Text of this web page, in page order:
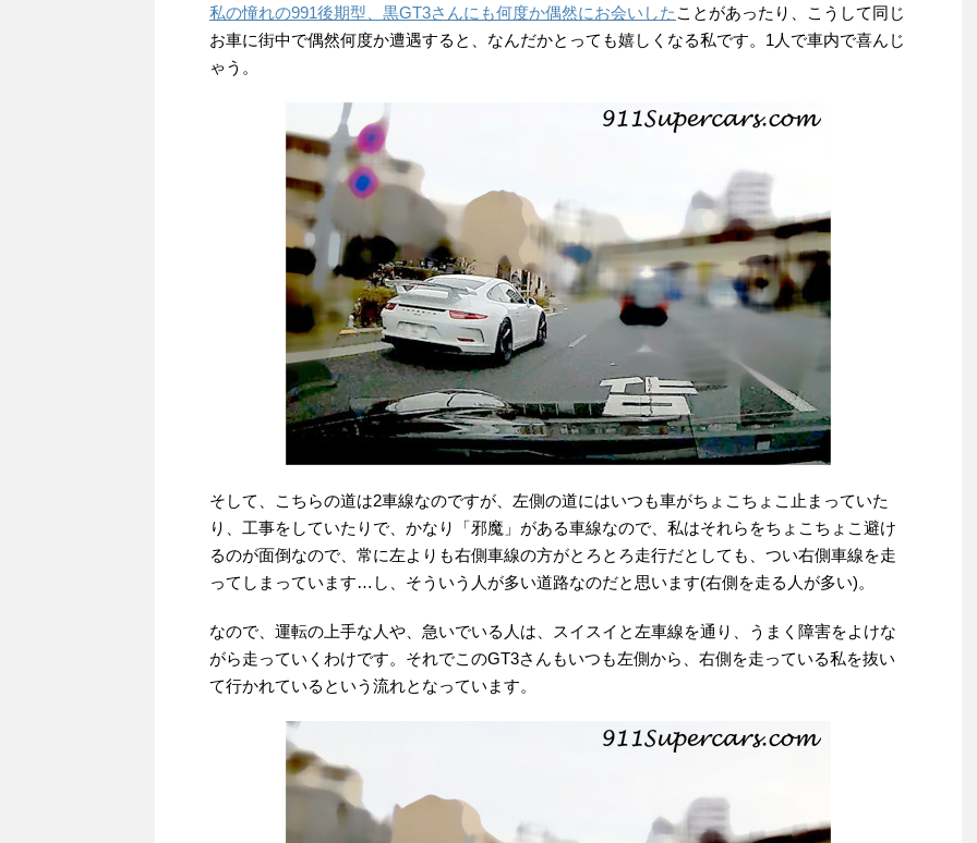
私の憧れの991後期型、黒GT3さんにも何度か偶然にお会いした ことがあったり、こうして同じ
お車に街中で偶然何度か遭遇すると、なんだかとっても嬉しくなる私です。1人で車内で喜んじ
ゃう。
そして、こちらの道は2車線なのですが、左側の道にはいつも車がちょこちょこ止まっていた
り、工事をしていたりで、かなり「邪魔」がある車線なので、私はそれらをちょこちょこ避け
るのが面倒なので、常に左よりも右側車線の方がとろとろ走行だとしても、つい右側車線を走
ってしまっています…し、そういう人が多い道路なのだと思います(右側を走る人が多い)。
なので、運転の上手な人や、急いでいる人は、スイスイと左車線を通り、うまく障害をよけな
がら走っていくわけです。それでこのGT3さんもいつも左側から、右側を走っている私を抜い
て行かれているという流れとなっています。